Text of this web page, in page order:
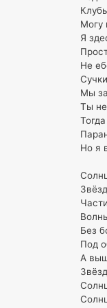
Могу
Я
Не
Мы
Ты
Но я
Без
Под
А